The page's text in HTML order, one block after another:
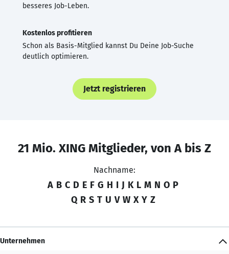
besseres Job-Leben.
Kostenlos profitieren
Schon als Basis-Mitglied kannst Du Deine Job-Suche
deutlich optimieren.
Jetzt registrieren
21 Mio. XING Mitglieder, von A bis Z
Nachname:
A B C D E F G H I J K L M N O P
Q R S T U V W X Y Z
Unternehmen